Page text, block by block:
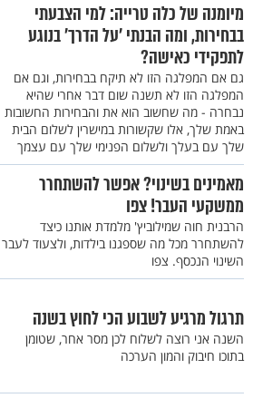
מיומנה של כלה טרייה: למי הצבעתי
בבחירות, ומה הבנתי ’על הדרך’ בנוגע
לתפקידי כאישה?
גם אם המפלגה הזו לא תיקח בבחירות, וגם אם
המפלגה הזו לא תשנה שום דבר אחרי שהיא
נבחרה - מה שחשוב הוא את והבחירות החשובות
באמת שלך, אלו שקשורות במישרין לשלום הבית
שלך עם בעלך ולשלום הפנימי שלך עם עצמך
מאמינים בשינוי? אפשר להשתחרר
ממשקעי העבר! צפו
הרבנית חוה שמילוביץ' מלמדת אותנו כיצד
להשתחרר מכל מה שספגנו בילדות, ולצעוד לעבר
השינוי הנכסף. צפו
תרגול מרגיע לשבוע הכי לחוץ בשנה
השנה אני רוצה לשלוח לכן מסר אחר, שטומן
בתוכו חיבוק והמון הערכה